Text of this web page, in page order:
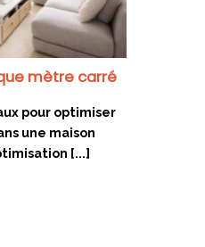
mètre carré
pour optimiser
une maison
[...]